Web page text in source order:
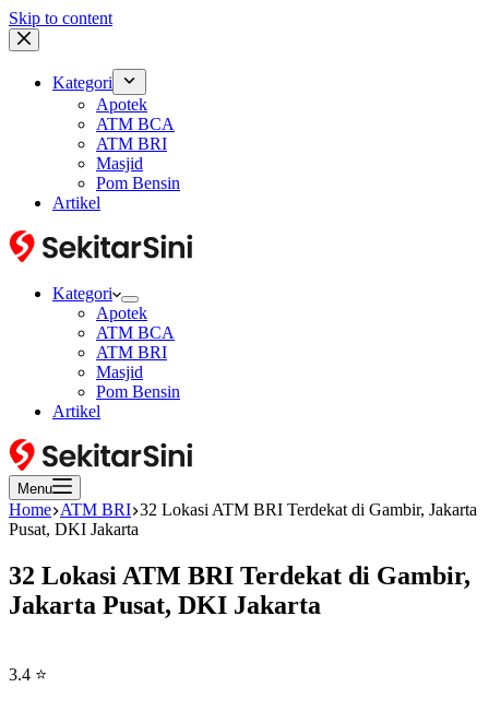
Skip to content
Kategori
Apotek
ATM BCA
ATM BRI
Masjid
Pom Bensin
Artikel
Kategori
Apotek
ATM BCA
ATM BRI
Masjid
Pom Bensin
Artikel
Menu
Home ATM BRI 32 Lokasi ATM BRI Terdekat di Gambir, Jakarta
Pusat, DKI Jakarta
32 Lokasi ATM BRI Terdekat di Gambir,
Jakarta Pusat, DKI Jakarta
3.4 ⭐